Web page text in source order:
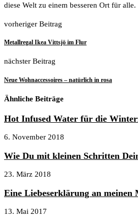
diese Welt zu einem besseren Ort für alle.
vorheriger Beitrag
Metallregal Ikea Vittsjö im Flur
nächster Beitrag
Neue Wohnaccessoires – natürlich in rosa
Ähnliche Beiträge
Hot Infused Water für die
6. November 2018
Wie Du mit kleinen Schritten
23. März 2018
Eine Liebeserklärung an meinen
13. Mai 2017